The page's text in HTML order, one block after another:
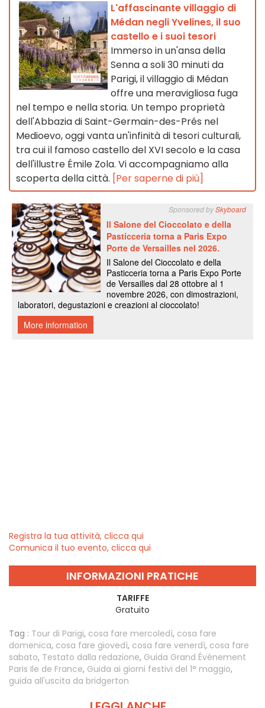
L'affascinante villaggio di
Médan negli Yvelines, il suo
castello e i suoi tesori
Immerso in un'ansa della
Senna a soli 30 minuti da
Parigi, il villaggio di Médan
offre una meravigliosa fuga
nel tempo e nella storia. Un tempo proprietà
dell'Abbazia di Saint-Germain-des-Prés nel
Medioevo, oggi vanta un'infinità di tesori culturali,
tra cui il famoso castello del XVI secolo e la casa
dell'illustre Émile Zola. Vi accompagniamo alla
scoperta della città. [Per saperne di più]
Registra la tua attività, clicca qui
Comunica il tuo evento, clicca qui
INFORMAZIONI PRATICHE
TARIFFE
Gratuito
Tag : Tour di Parigi, cosa fare mercoledì, cosa fare
domenica, cosa fare giovedì, cosa fare venerdì, cosa fare
sabato, Testato dalla redazione, Guida Grand Événement
Paris Ile de France, Guida ai giorni festivi del 1° maggio,
guida all'uscita da bridgerton